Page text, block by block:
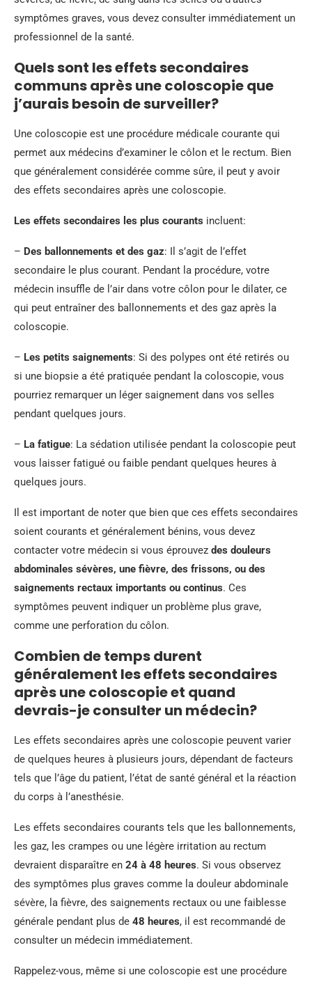
symptômes graves, vous devez consulter immédiatement un
professionnel de la santé.
Quels sont les effets secondaires
communs après une coloscopie que
j’aurais besoin de surveiller?
Une coloscopie est une procédure médicale courante qui
permet aux médecins d’examiner le côlon et le rectum. Bien
que généralement considérée comme sûre, il peut y avoir
des effets secondaires après une coloscopie.
Les effets secondaires les plus courants incluent:
– Des ballonnements et des gaz: Il s’agit de l’effet
secondaire le plus courant. Pendant la procédure, votre
médecin insuffle de l’air dans votre côlon pour le dilater, ce
qui peut entraîner des ballonnements et des gaz après la
coloscopie.
– Les petits saignements: Si des polypes ont été retirés ou
si une biopsie a été pratiquée pendant la coloscopie, vous
pourriez remarquer un léger saignement dans vos selles
pendant quelques jours.
– La fatigue: La sédation utilisée pendant la coloscopie peut
vous laisser fatigué ou faible pendant quelques heures à
quelques jours.
Il est important de noter que bien que ces effets secondaires
soient courants et généralement bénins, vous devez
contacter votre médecin si vous éprouvez des douleurs
abdominales sévères, une fièvre, des frissons, ou des
saignements rectaux importants ou continus. Ces
symptômes peuvent indiquer un problème plus grave,
comme une perforation du côlon.
Combien de temps durent
généralement les effets secondaires
après une coloscopie et quand
devrais-je consulter un médecin?
Les effets secondaires après une coloscopie peuvent varier
de quelques heures à plusieurs jours, dépendant de facteurs
tels que l’âge du patient, l’état de santé général et la réaction
du corps à l’anesthésie.
Les effets secondaires courants tels que les ballonnements,
les gaz, les crampes ou une légère irritation au rectum
devraient disparaître en 24 à 48 heures. Si vous observez
des symptômes plus graves comme la douleur abdominale
sévère, la fièvre, des saignements rectaux ou une faiblesse
générale pendant plus de 48 heures, il est recommandé de
consulter un médecin immédiatement.
Rappelez-vous, même si une coloscopie est une procédure